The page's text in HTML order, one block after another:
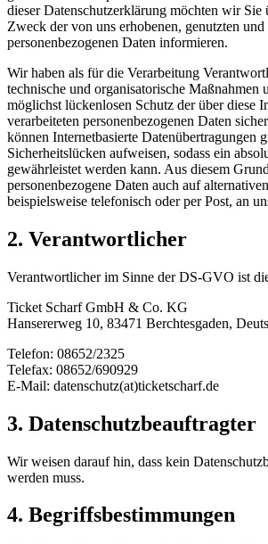
dieser Datenschutzerklärung möchten wir Sie
Zweck der von uns erhobenen, genutzten und
personenbezogenen Daten informieren.
Wir haben als für die Verarbeitung
technische und organisatorische Maßnahmen
möglichst lückenlosen Schutz der über diese
verarbeiteten personenbezogenen Daten
können Internetbasierte Datenübertragungen
Sicherheitslücken aufweisen, sodass ein
gewährleistet werden kann. Aus diesem
personenbezogene Daten auch auf
beispielsweise telefonisch oder per Post, an
2. Verantwortlicher
Verantwortlicher im Sinne der DS-GVO ist
Ticket Scharf GmbH & Co. KG
Hansererweg 10, 83471 Berchtesgaden,
Telefon: 08652/2325
Telefax: 08652/690929
E-Mail: datenschutz(at)ticketscharf.de
3. Datenschutzbeauftragter
Wir weisen darauf hin, dass kein
werden muss.
4. Begriffsbestimmungen